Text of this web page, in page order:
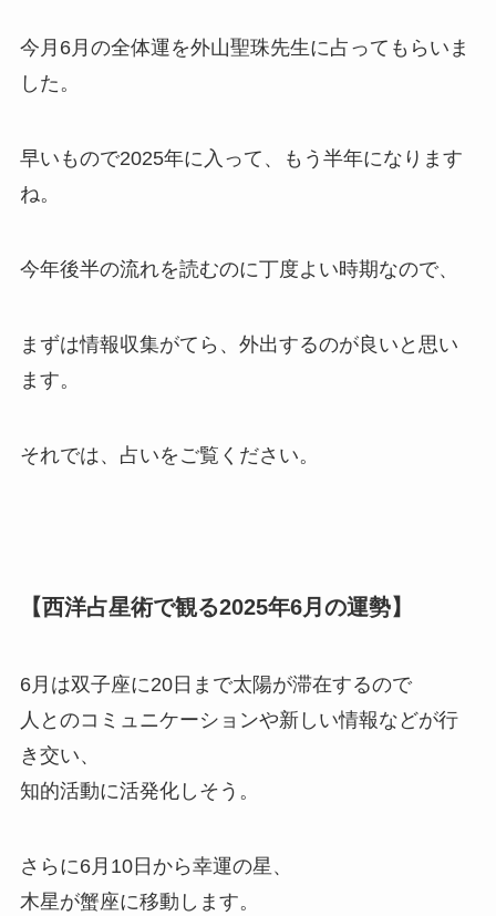
今月6月の全体運を外山聖珠先生に占ってもらいま
した。
早いもので2025年に入って、もう半年になります
ね。
今年後半の流れを読むのに丁度よい時期なので、
まずは情報収集がてら、外出するのが良いと思い
ます。
それでは、占いをご覧ください。
【西洋占星術で観る2025年6月の運勢】
6月は双子座に20日まで太陽が滞在するので
人とのコミュニケーションや新しい情報などが行
き交い、
知的活動に活発化しそう。
さらに6月10日から幸運の星、
木星が蟹座に移動します。